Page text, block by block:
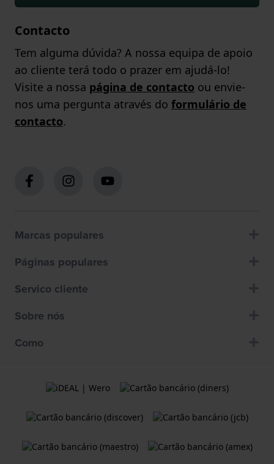
Contacto
Tem alguma dúvida? A nossa equipa de apoio
ao cliente terá todo o prazer em ajudá-lo!
Visite a nossa página de contacto ou envie-
nos uma pergunta através do formulário de
contacto.
Marcas populares
Páginas populares
Servico cliente
Sobre nós
Como